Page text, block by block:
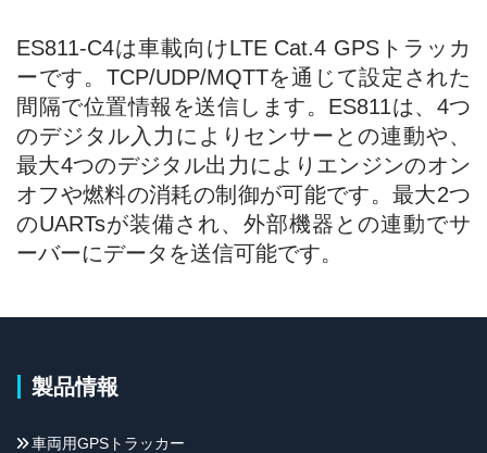
ES811-C4は車載向けLTE Cat.4 GPSトラッカ
ーです。TCP/UDP/MQTTを通じて設定された
間隔で位置情報を送信します。ES811は、4つ
のデジタル入力によりセンサーとの連動や、
最大4つのデジタル出力によりエンジンのオン
オフや燃料の消耗の制御が可能です。最大2つ
のUARTsが装備され、外部機器との連動でサ
ーバーにデータを送信可能です。
製品情報
車両用GPSトラッカー